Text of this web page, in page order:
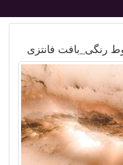
رنگی_بافت فانتزی